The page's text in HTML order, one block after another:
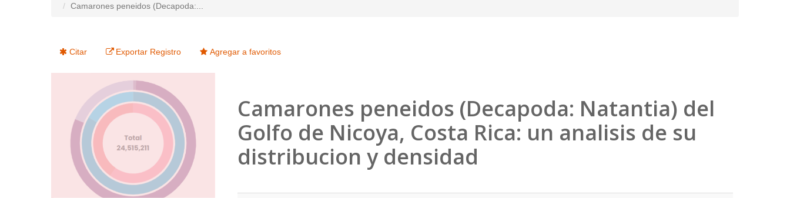
Camarones peneidos (Decapoda:...
Citar Exportar Registro Agregar a favoritos
Camarones peneidos (Decapoda: Natantia) del
Golfo de Nicoya, Costa Rica: un analisis de su
distribucion y densidad